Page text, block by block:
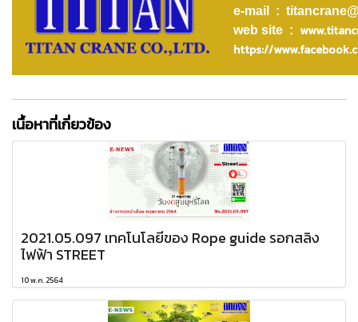
e-mail :
web site :
https://
เนื้อหาที่เกี่ยวข้อง
2021.05.097 เทคโนโลยีของ Rope guide รอกสลิง
ไฟฟ้า STREET
10 พ.ค. 2564